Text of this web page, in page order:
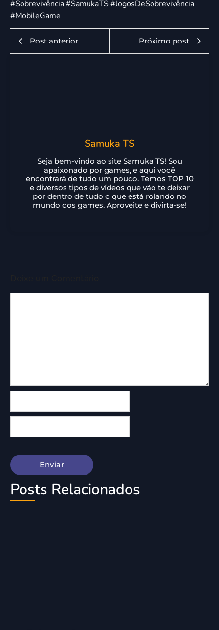
#Sobrevivência #SamukaTS #JogosDeSobrevivência
#MobileGame
Post anterior Próximo post
Samuka TS
Seja bem-vindo ao site Samuka TS! Sou
apaixonado por games, e aqui você
encontrará de tudo um pouco. Temos TOP 10
e diversos tipos de vídeos que vão te deixar
por dentro de tudo o que está rolando no
mundo dos games. Aproveite e divirta-se!
Posts Relacionados